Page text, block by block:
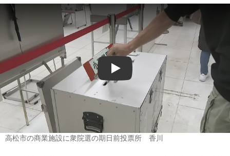
Play
高松市の商業施設に衆院選の期日前投票所 香川